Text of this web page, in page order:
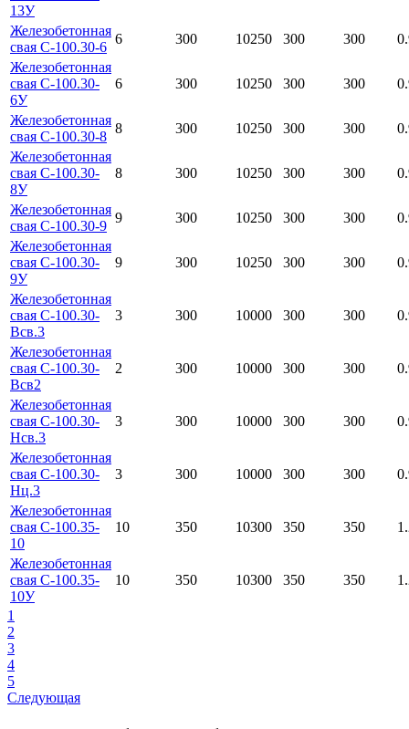
13У
Железобетонная
свая С-100.30-6
6 300 10250 300 300
Железобетонная
свая С-100.30-
6У
6 300 10250 300 300
Железобетонная
свая С-100.30-8
8 300 10250 300 300
Железобетонная
свая С-100.30-
8У
8 300 10250 300 300
Железобетонная
свая С-100.30-9
9 300 10250 300 300
Железобетонная
свая С-100.30-
9У
9 300 10250 300 300
Железобетонная
свая С-100.30-
Всв.3
3 300 10000 300 300
Железобетонная
свая С-100.30-
Всв2
2 300 10000 300 300
Железобетонная
свая С-100.30-
Нсв.3
3 300 10000 300 300
Железобетонная
свая С-100.30-
Нц.3
3 300 10000 300 300
Железобетонная
свая С-100.35-
10
10 350 10300 350 350
Железобетонная
свая С-100.35-
10У
10 350 10300 350 350
1
2
3
4
5
Следующая